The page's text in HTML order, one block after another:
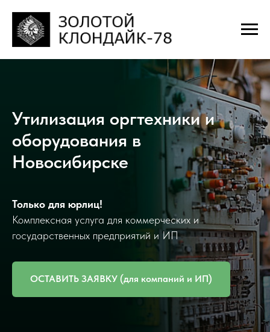
Утилизация оргтехники и
оборудования в
Новосибирске
Только для юрлиц!
Комплексная услуга для коммерческих и
государственных предприятий и ИП
ОСТАВИТЬ ЗАЯВКУ (для компаний и ИП)